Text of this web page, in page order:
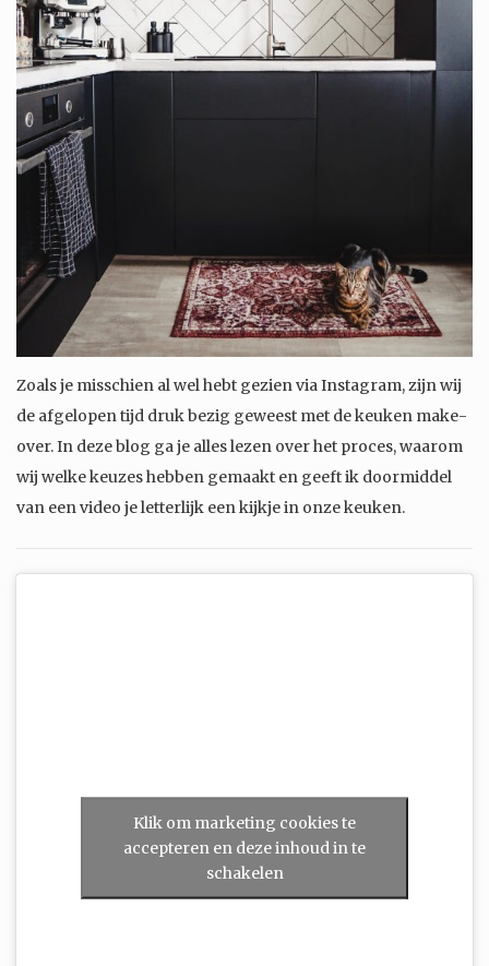
Zoals je misschien al wel hebt gezien via Instagram, zijn wij
de afgelopen tijd druk bezig geweest met de keuken make-
over. In deze blog ga je alles lezen over het proces, waarom
wij welke keuzes hebben gemaakt en geeft ik doormiddel
van een video je letterlijk een kijkje in onze keuken.
Klik om marketing cookies te
accepteren en deze inhoud in te
schakelen